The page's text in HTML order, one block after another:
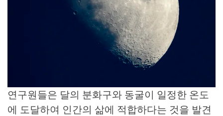
연구원들은 달의 분화구와 동굴이 일정한 온도
에 도달하여 인간의 삶에 적합하다는 것을 발견